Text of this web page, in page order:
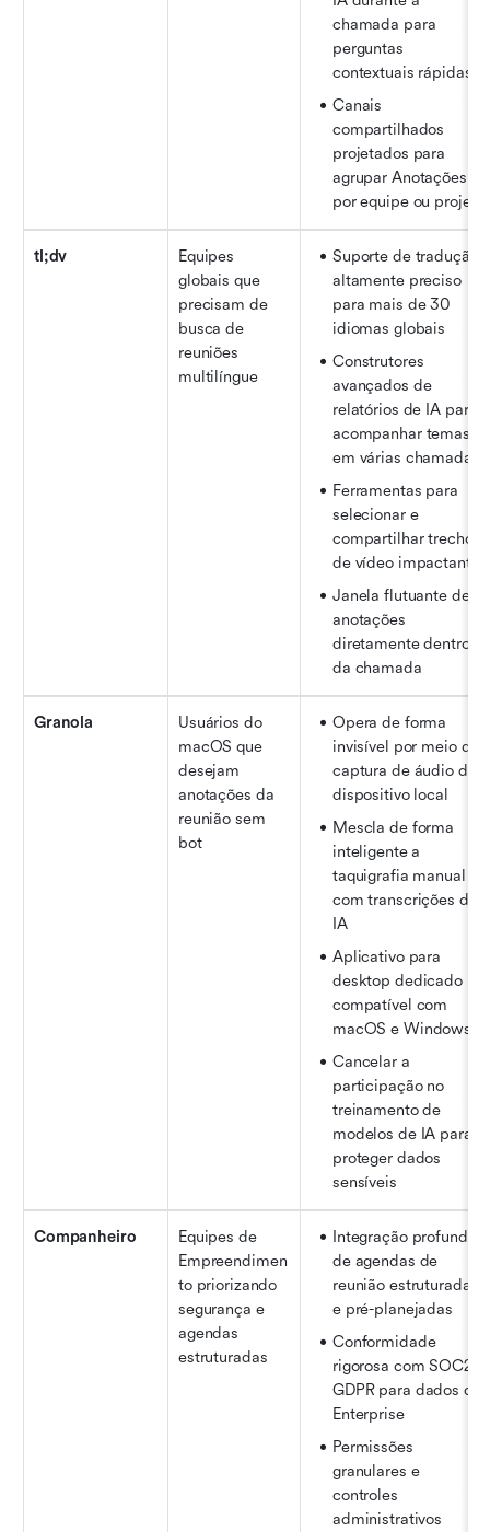
chamada para
perguntas
contextuais rápidas
Canais
compartilhados
projetados para
agrupar Anotações
por equipe ou projeto
tl;dv
Equipes
globais que
precisam de
busca de
reuniões
multilíngue
Suporte de tradução
altamente preciso
para mais de 30
idiomas globais
Construtores
avançados de
relatórios de IA para
acompanhar temas
em várias chamadas
Ferramentas para
selecionar e
compartilhar trechos
de vídeo impactantes
Janela flutuante de
anotações
diretamente dentro
da chamada
Granola
Usuários do
macOS que
desejam
anotações da
reunião sem
bot
Opera de forma
invisível por meio da
captura de áudio do
dispositivo local
Mescla de forma
inteligente a
taquigrafia manual
com transcrições de
IA
Aplicativo para
desktop dedicado
compatível com
macOS e Windows
Cancelar a
participação no
treinamento de
modelos de IA para
proteger dados
sensíveis
Companheiro
Equipes de
Empreendimen
to priorizando
segurança e
agendas
estruturadas
Integração profunda
de agendas de
reunião estruturadas
e pré-planejadas
Conformidade
rigorosa com SOC2 e
GDPR para dados da
Enterprise
Permissões
granulares e
controles
administrativos